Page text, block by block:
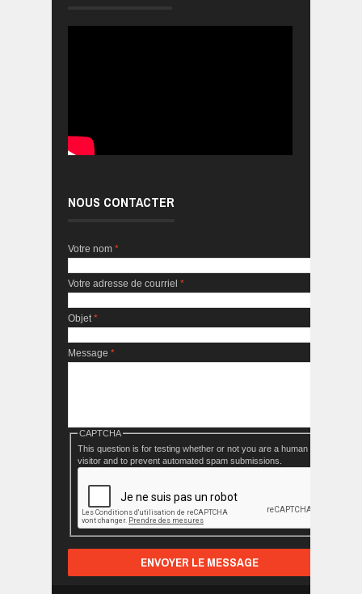
NOUS CONTACTER
Votre nom *
Votre adresse de courriel *
Objet *
Message *
CAPTCHA
This question is for testing whether or not you are a human
visitor and to prevent automated spam submissions.